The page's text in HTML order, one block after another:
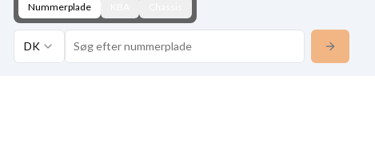
Nummerplade
DK